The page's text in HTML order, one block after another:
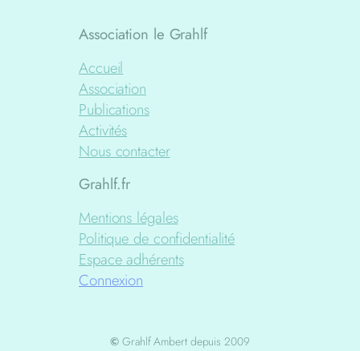
Association le Grahlf
Accueil
Association
Publications
Activités
Nous contacter
Grahlf.fr
Mentions légales
Politique de confidentialité
Espace adhérents
Connexion
© Grahlf Ambert depuis 2009